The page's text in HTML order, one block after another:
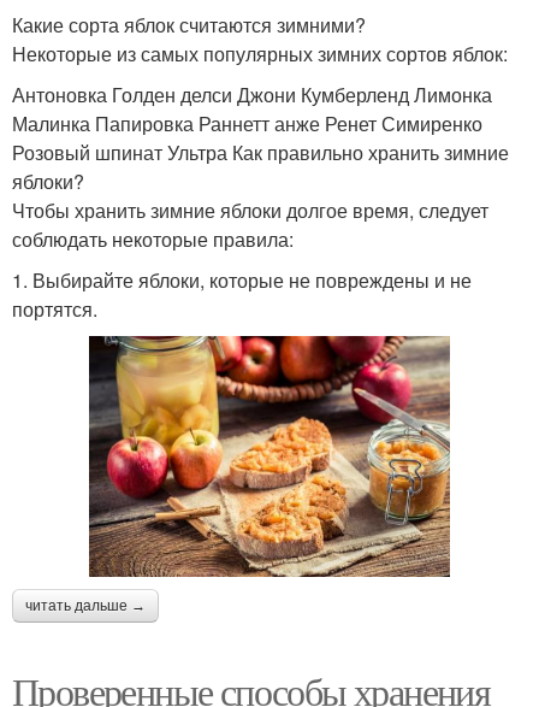
Какие сорта яблок считаются зимними?
Некоторые из самых популярных зимних сортов яблок:
Антоновка Голден делси Джони Кумберленд Лимонка
Малинка Папировка Раннетт анже Ренет Симиренко
Розовый шпинат Ультра Как правильно хранить зимние
яблоки?
Чтобы хранить зимние яблоки долгое время, следует
соблюдать некоторые правила:
1. Выбирайте яблоки, которые не повреждены и не
портятся.
читать дальше →
Проверенные способы хранения